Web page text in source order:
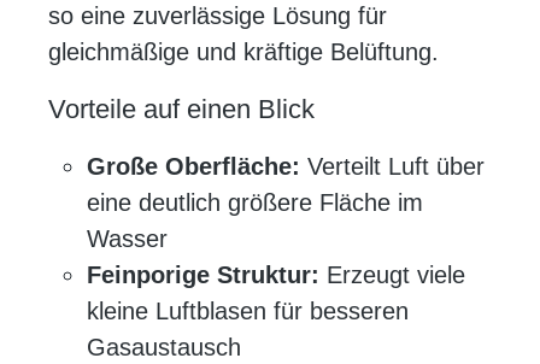
so eine zuverlässige Lösung für
gleichmäßige und kräftige Belüftung.
Vorteile auf einen Blick
Große Oberfläche: Verteilt Luft über
eine deutlich größere Fläche im
Wasser
Feinporige Struktur: Erzeugt viele
kleine Luftblasen für besseren
Gasaustausch